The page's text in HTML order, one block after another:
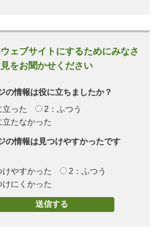
ェブサイトにするためにみなさ
をお聞かせください
の情報は役に立ちましたか？
立った
2：ふつう
立たなかった
の情報は見つけやすかったです
けやすかった
2：ふつう
けにくかった